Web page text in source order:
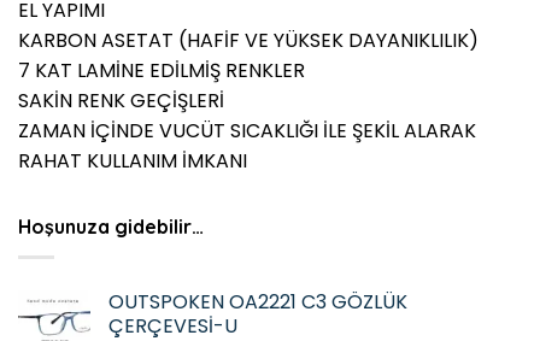
EL YAPIMI
KARBON ASETAT (HAFİF VE YÜKSEK DAYANIKLILIK)
7 KAT LAMİNE EDİLMİŞ RENKLER
SAKİN RENK GEÇİŞLERİ
ZAMAN İÇİNDE VUCÜT SICAKLIĞI İLE ŞEKİL ALARAK
RAHAT KULLANIM İMKANI
Hoşunuza gidebilir…
OUTSPOKEN OA2221 C3 GÖZLÜK
ÇERÇEVESİ-U